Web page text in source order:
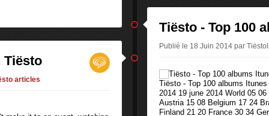
Tiësto
articles
Tiësto - Top 100
Publié le 18 Juin 2014 par
Tiësto - Top 100 albums
2014 19 june 2014 World 05
Austria 15 08 Belgium 17 24
Finland 21 20 France 30 34